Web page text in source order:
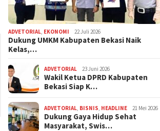
ADVETORIAL EKONOMI 22 Juli 2026
Dukung UMKM Kabupaten Bekasi Naik
Kelas,…
ADVETORIAL 23 Juni 2026
Wakil Ketua DPRD Kabupaten
Bekasi Siap K…
ADVETORIAL BISNIS HEADLINE 21 Mei 2026
Dukung Gaya Hidup Sehat
Masyarakat, Swis…